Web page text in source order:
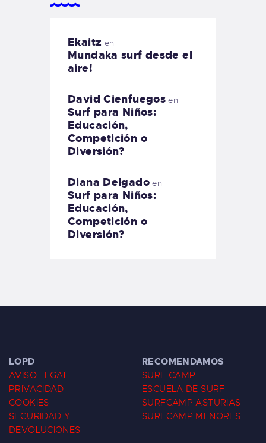
Ekaitz en
Mundaka surf desde el
aire!
David Cienfuegos en
Surf para Niños:
Educación,
Competición o
Diversión?
Diana Delgadoen
Surf para Niños:
Educación,
Competición o
Diversión?
LOPD
AVISO LEGAL
PRIVACIDAD
COOKIES
SEGURIDAD Y
DEVOLUCIONES
RECOMENDAMOS
SURF CAMP
ESCUELA DE SURF
SURFCAMP ASTURIAS
SURFCAMP MENORES